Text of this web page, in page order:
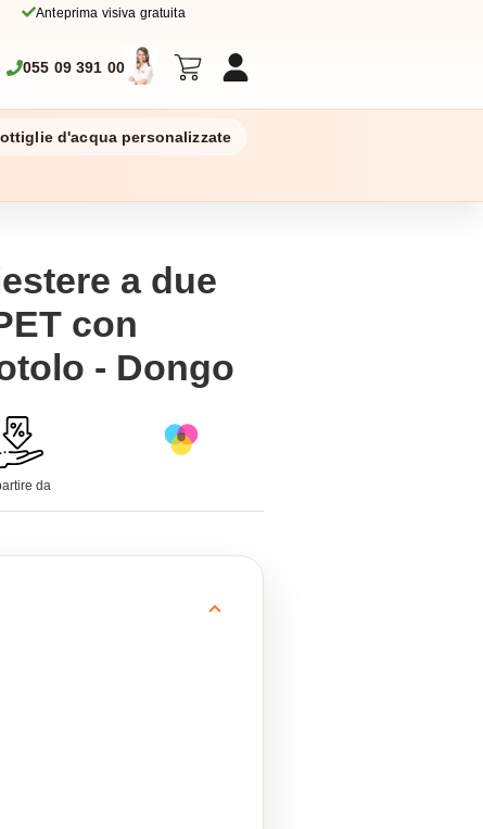
Anteprima visiva gratuita
055 09 391 00
d'acqua personalizzate
a due
con
- Dongo
da